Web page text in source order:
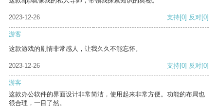
2023-12-26 支持[0] 反对[0]
游客
这款游戏的剧情非常感人，让我久久不能忘怀。
2023-12-26 支持[0] 反对[0]
游客
这款办公软件的界面设计非常简洁，使用起来非常方便。功能的布局也
很合理，一目了然。